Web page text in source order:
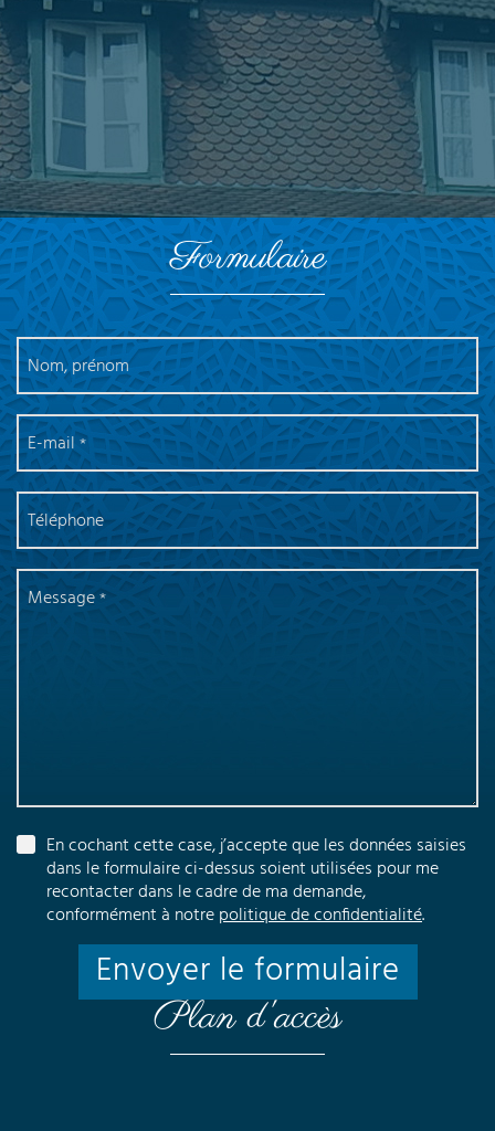
Formulaire
Nom, prénom
E-mail
Téléphone
Message
En cochant cette case, j’accepte que les données saisies
dans le formulaire ci-dessus soient utilisées pour me
recontacter dans le cadre de ma demande,
conformément à notrepolitique de confidentialité.
Envoyer le formulaire
Plan d'accès